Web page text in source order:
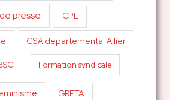
presse CPE
CSA départemental Allier
Formation syndicale
GRETA